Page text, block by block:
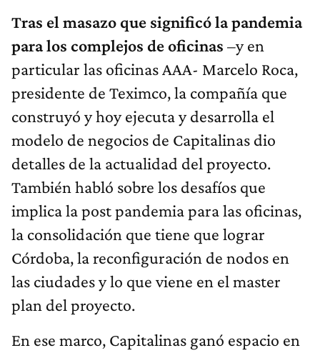
Tras el masazo que significó la pandemia
para los complejos de oficinas –y en
particular las oficinas AAA- Marcelo Roca,
presidente de Teximco, la compañía que
construyó y hoy ejecuta y desarrolla el
modelo de negocios de Capitalinas dio
detalles de la actualidad del proyecto.
También habló sobre los desafíos que
implica la post pandemia para las oficinas,
la consolidación que tiene que lograr
Córdoba, la reconfiguración de nodos en
las ciudades y lo que viene en el master
plan del proyecto.
En ese marco, Capitalinas ganó espacio en